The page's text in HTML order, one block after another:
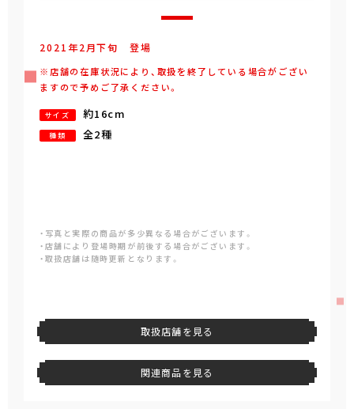
2021年2月下旬 登場
※店舗の在庫状況により、取扱を終了している場合がござい
ますので予めご了承ください。
サイズ 約16cm
種類 全2種
・写真と実際の商品が多少異なる場合がございます。
・店舗により登場時期が前後する場合がございます。
・取扱店舗は随時更新となります。
取扱店舗を見る
関連商品を見る